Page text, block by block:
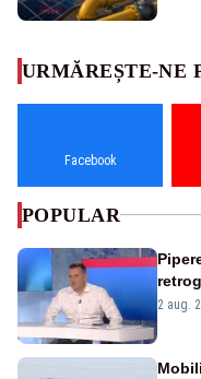
URMĂREȘTE-NE
Facebook
POPULAR
2 aug.